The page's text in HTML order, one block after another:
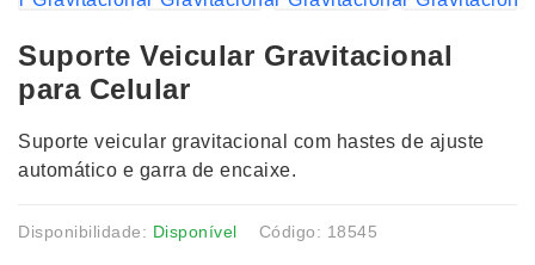
Suporte Veicular Gravitacional
para Celular
Suporte veicular gravitacional com hastes de ajuste
automático e garra de encaixe.
Disponibilidade: Disponível Código: 18545